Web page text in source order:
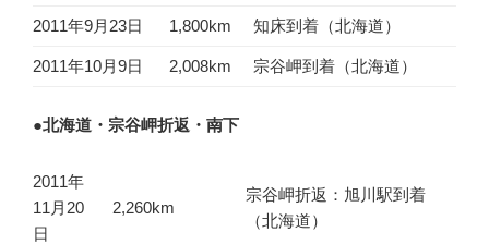
2011年9月23日 1,800km 知床到着（北海道）
2011年10月9日 2,008km 宗谷岬到着（北海道）
●北海道・宗谷岬折返・南下
2011年
11月20
日
2,260km
宗谷岬折返：旭川駅到着
（北海道）